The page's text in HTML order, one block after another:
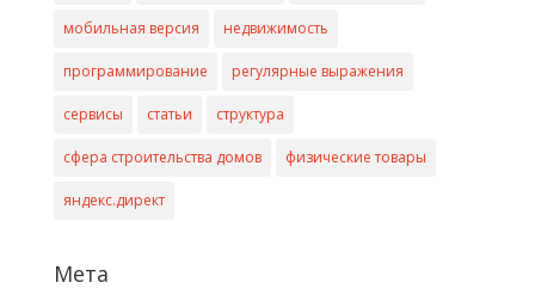
мобильная версия недвижимость
программирование регулярные выражения
сервисы статьи структура
сфера строительства домов физические товары
яндекс.директ
Мета